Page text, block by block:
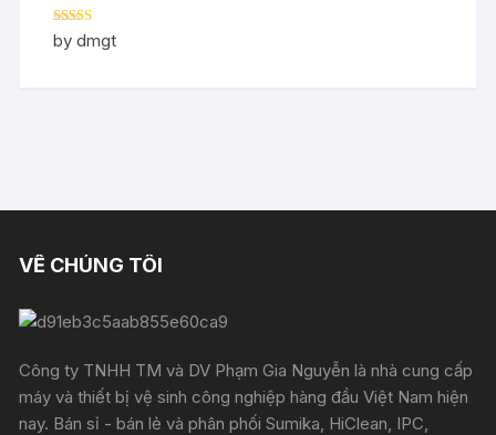
Rated5out
of 5
by dmgt
VỀ CHÚNG TÔI
Công ty TNHH TM và DV Phạm Gia Nguyễn là nhà cung cấp
máy và thiết bị vệ sinh công nghiệp hàng đầu Việt Nam hiện
nay. Bán sỉ - bán lẻ và phân phối Sumika, HiClean, IPC,